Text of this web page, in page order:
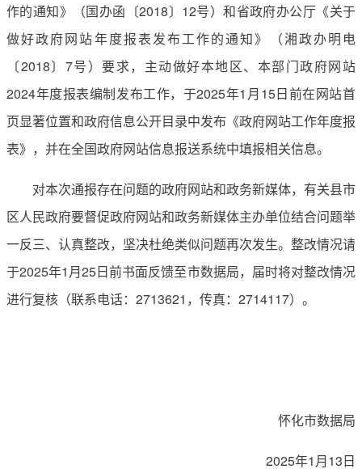
作的通知》（国办函〔2018〕12号）和省政府办公厅《关于
做好政府网站年度报表发布工作的通知》（湘政办明电
〔2018〕7号）要求，主动做好本地区、本部门政府网站
2024年度报表编制发布工作，于2025年1月15日前在网站首
页显著位置和政府信息公开目录中发布《政府网站工作年度报
表》，并在全国政府网站信息报送系统中填报相关信息。
对本次通报存在问题的政府网站和政务新媒体，有关县市
区人民政府要督促政府网站和政务新媒体主办单位结合问题举
一反三、认真整改，坚决杜绝类似问题再次发生。整改情况请
于2025年1月25日前书面反馈至市数据局，届时将对整改情况
进行复核（联系电话：2713621，传真：2714117）。
怀化市数据局
2025年1月13日